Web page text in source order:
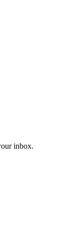
inbox.